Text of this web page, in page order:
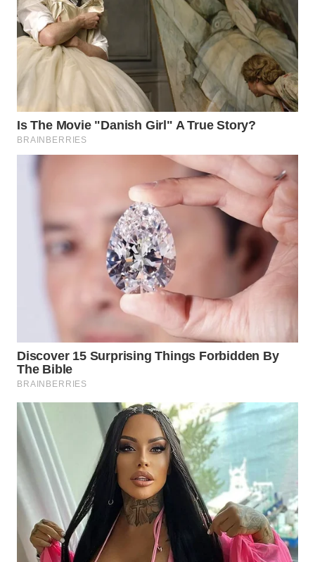
WN
DEPOK
WN
TAPANULI
WN
SAMOSIR
WN
WN
SUMEDANG
WN
WN
KEPULAUAN
SERIBU
WN
TANGERANG
WN
BINJAI
WN
CIREBON